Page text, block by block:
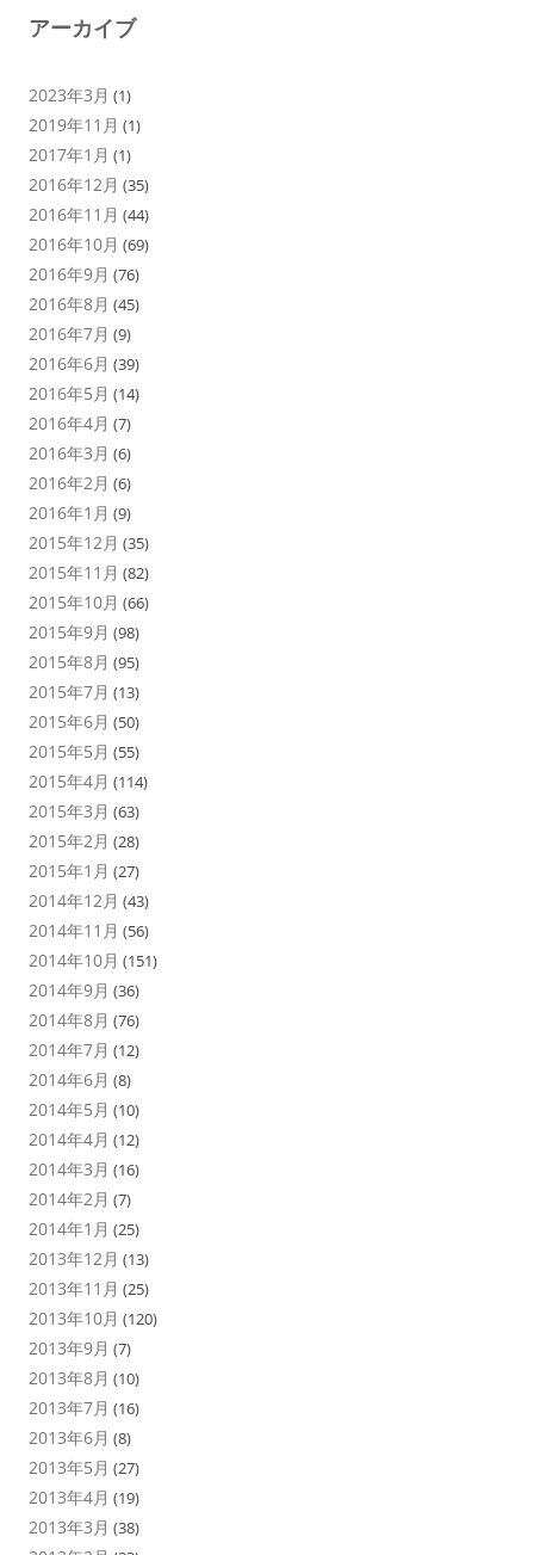
アーカイブ
2023年3月 (1)
2019年11月 (1)
2017年1月 (1)
2016年12月 (35)
2016年11月 (44)
2016年10月 (69)
2016年9月 (76)
2016年8月 (45)
2016年7月 (9)
2016年6月 (39)
2016年5月 (14)
2016年4月 (7)
2016年3月 (6)
2016年2月 (6)
2016年1月 (9)
2015年12月 (35)
2015年11月 (82)
2015年10月 (66)
2015年9月 (98)
2015年8月 (95)
2015年7月 (13)
2015年6月 (50)
2015年5月 (55)
2015年4月 (114)
2015年3月 (63)
2015年2月 (28)
2015年1月 (27)
2014年12月 (43)
2014年11月 (56)
2014年10月 (151)
2014年9月 (36)
2014年8月 (76)
2014年7月 (12)
2014年6月 (8)
2014年5月 (10)
2014年4月 (12)
2014年3月 (16)
2014年2月 (7)
2014年1月 (25)
2013年12月 (13)
2013年11月 (25)
2013年10月 (120)
2013年9月 (7)
2013年8月 (10)
2013年7月 (16)
2013年6月 (8)
2013年5月 (27)
2013年4月 (19)
2013年3月 (38)